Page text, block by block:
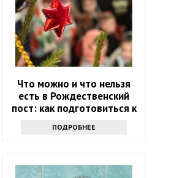
Что можно и что нельзя
есть в Рождественский
пост: как подготовиться к
ПОДРОБНЕЕ